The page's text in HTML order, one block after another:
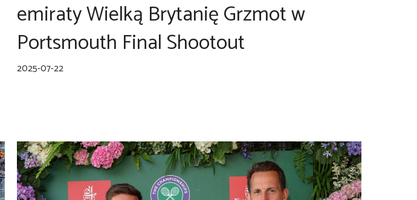
emiraty Wielką Brytanię Grzmot w
Portsmouth Final Shootout
2025-07-22